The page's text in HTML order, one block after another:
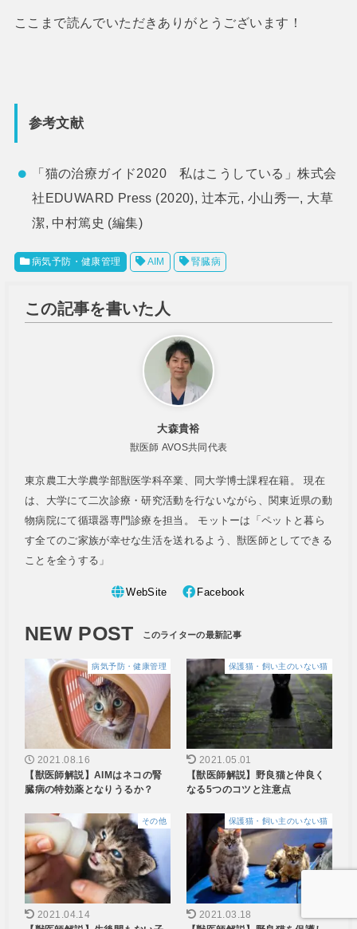
ここまで読んでいただきありがとうございます！
参考文献
「猫の治療ガイド2020 私はこうしている」株式会
社EDUWARD Press (2020), 辻本元, 小山秀一, 大草
潔, 中村篤史 (編集)
病気予防・健康管理 AIM 腎臓病
この記事を書いた人
大森貴裕
獣医師 AVOS共同代表
東京農工大学農学部獣医学科卒業、同大学博士課程在籍。 現在
は、大学にて二次診療・研究活動を行ないながら、関東近県の動
物病院にて循環器専門診療を担当。 モットーは「ペットと暮ら
す全てのご家族が幸せな生活を送れるよう、獣医師としてできる
ことを全うする」
WebSite Facebook
NEW POST
病気予防・健康管理
2021.08.16
【獣医師解説】AIMはネコの腎
臓病の特効薬となりうるか？
保護猫・飼い主のいない猫
2021.05.01
【獣医師解説】野良猫と仲良く
なる5つのコツと注意点
その他
2021.04.14
保護猫・飼い主のいない猫
2021.03.18